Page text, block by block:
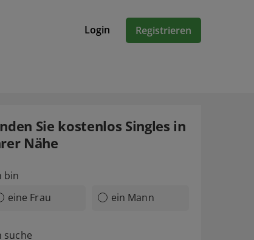
Login Registrieren